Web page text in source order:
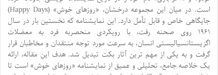
است. در میان این مجموعه درخشان، «روزهای خوش» (Happy Days)
جایگاهی خاص و قابل تأمل دارد. این نمایشنامه که نخستین بار در سال
۱۹۶۱ روی صحنه رفت، با رویکردی منحصربه فرد به معضلات
اگزیستانسیالیستی انسان، به سرعت مورد توجه منتقدان و مخاطبان قرار
گرفت و به یکی از مهم ترین آثار بکت تبدیل شد. هدف این مقاله، ارائه
یک خلاصه جامع، تحلیلی و عمیق از نمایشنامه «روزهای خوش» است تا